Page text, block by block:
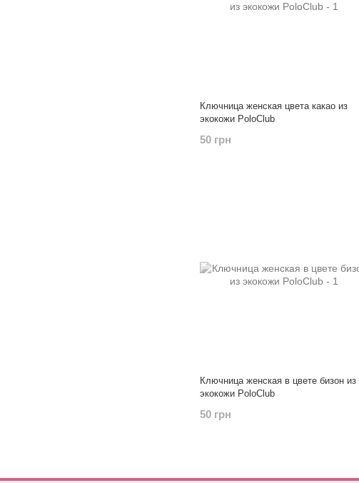
Ключница женская цвета какао из
экокожи PoloClub
50 грн
Ключница женская в цвете бизон из
экокожи PoloClub
50 грн